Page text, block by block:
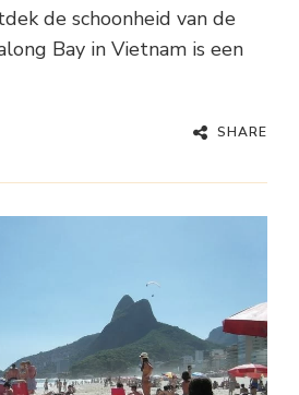
de schoonheid van de
Bay in Vietnam is een
SHARE